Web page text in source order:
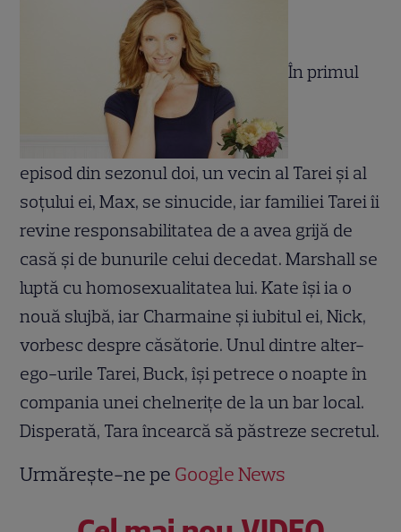
În primul
episod din sezonul doi, un vecin al Tarei şi al
soţului ei, Max, se sinucide, iar familiei Tarei îi
revine responsabilitatea de a avea grijă de
casă şi de bunurile celui decedat. Marshall se
luptă cu homosexualitatea lui. Kate îşi ia o
nouă slujbă, iar Charmaine şi iubitul ei, Nick,
vorbesc despre căsătorie. Unul dintre alter-
ego-urile Tarei, Buck, îşi petrece o noapte în
compania unei chelneriţe de la un bar local.
Disperată, Tara încearcă să păstreze secretul.
Urmărește-ne pe Google News